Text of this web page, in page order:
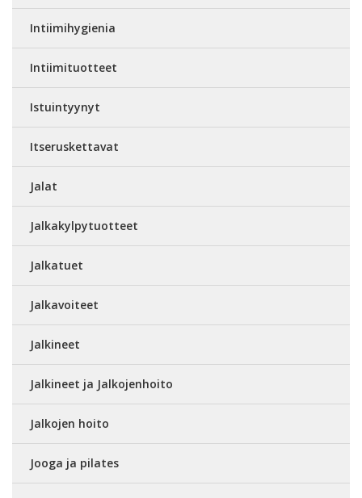
Intiimihygienia
Intiimituotteet
Istuintyynyt
Itseruskettavat
Jalat
Jalkakylpytuotteet
Jalkatuet
Jalkavoiteet
Jalkineet
Jalkineet ja Jalkojenhoito
Jalkojen hoito
Jooga ja pilates